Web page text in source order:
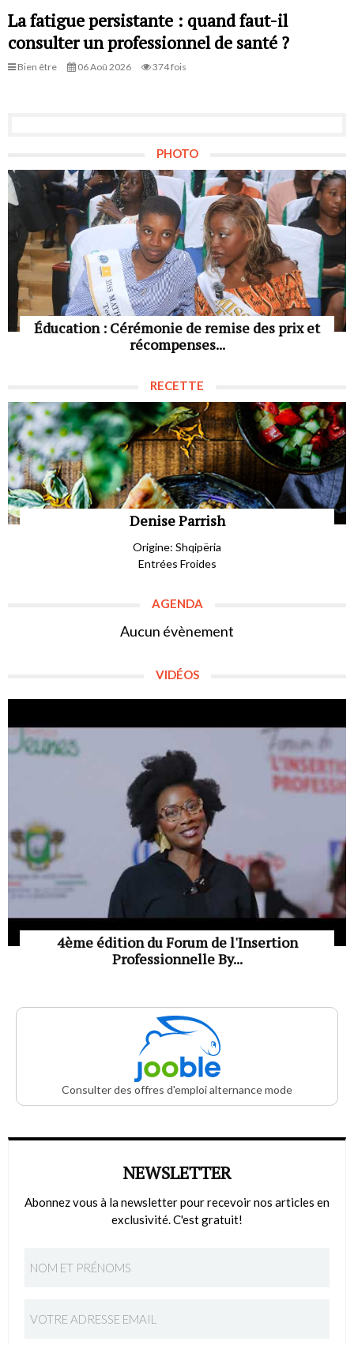
La fatigue persistante : quand faut-il
consulter un professionnel de santé ?
Bien être 06 Aoû 2026 374 fois
PHOTO
Éducation : Cérémonie de remise des prix et
récompenses...
RECETTE
Denise Parrish
Origine: Shqipëria
Entrées Froides
AGENDA
Aucun évènement
VIDÉOS
4ème édition du Forum de l'Insertion
Professionnelle By...
Consulter des offres d'emploi alternance mode
NEWSLETTER
Abonnez vous à la newsletter pour recevoir nos articles en
exclusivité. C'est gratuit!